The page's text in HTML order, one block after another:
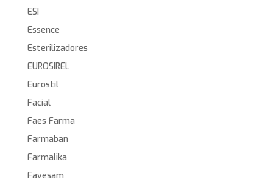
ESI
Essence
Esterilizadores
EUROSIREL
Eurostil
Facial
Faes Farma
Farmaban
Farmalika
Favesam